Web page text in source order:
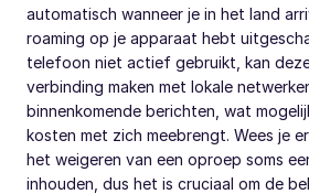
automatisch wanneer je in het land
roaming op je apparaat hebt
telefoon niet actief gebruikt, kan
verbinding maken met lokale
binnenkomende berichten, wat
kosten met zich meebrengt. Wees je
het weigeren van een oproep soms
inhouden, dus het is cruciaal om de